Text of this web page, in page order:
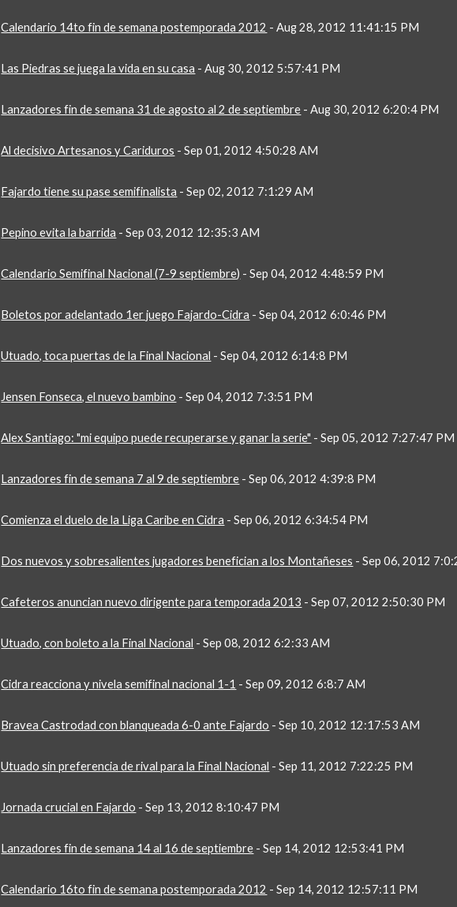
Calendario 14to fin de semana postemporada 2012 - Aug 28, 2012 11:41:15 PM
Las Piedras se juega la vida en su casa - Aug 30, 2012 5:57:41 PM
Lanzadores fin de semana 31 de agosto al 2 de septiembre - Aug 30, 2012 6:20:4 PM
Al decisivo Artesanos y Cariduros - Sep 01, 2012 4:50:28 AM
Fajardo tiene su pase semifinalista - Sep 02, 2012 7:1:29 AM
Pepino evita la barrida - Sep 03, 2012 12:35:3 AM
Calendario Semifinal Nacional (7-9 septiembre) - Sep 04, 2012 4:48:59 PM
Boletos por adelantado 1er juego Fajardo-Cidra - Sep 04, 2012 6:0:46 PM
Utuado, toca puertas de la Final Nacional - Sep 04, 2012 6:14:8 PM
Jensen Fonseca, el nuevo bambino - Sep 04, 2012 7:3:51 PM
Alex Santiago: "mi equipo puede recuperarse y ganar la serie" - Sep 05, 2012 7:27:47 PM
Lanzadores fin de semana 7 al 9 de septiembre - Sep 06, 2012 4:39:8 PM
Comienza el duelo de la Liga Caribe en Cidra - Sep 06, 2012 6:34:54 PM
Dos nuevos y sobresalientes jugadores benefician a los Montañeses - Sep 06, 2012
Cafeteros anuncian nuevo dirigente para temporada 2013 - Sep 07, 2012 2:50:30 PM
Utuado, con boleto a la Final Nacional - Sep 08, 2012 6:2:33 AM
Cidra reacciona y nivela semifinal nacional 1-1 - Sep 09, 2012 6:8:7 AM
Bravea Castrodad con blanqueada 6-0 ante Fajardo - Sep 10, 2012 12:17:53 AM
Utuado sin preferencia de rival para la Final Nacional - Sep 11, 2012 7:22:25 PM
Jornada crucial en Fajardo - Sep 13, 2012 8:10:47 PM
Lanzadores fin de semana 14 al 16 de septiembre - Sep 14, 2012 12:53:41 PM
Calendario 16to fin de semana postemporada 2012 - Sep 14, 2012 12:57:11 PM